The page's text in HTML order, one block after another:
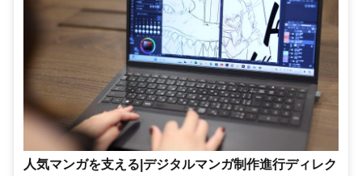
人気マンガを支える|デジタルマンガ制作進行ディレク